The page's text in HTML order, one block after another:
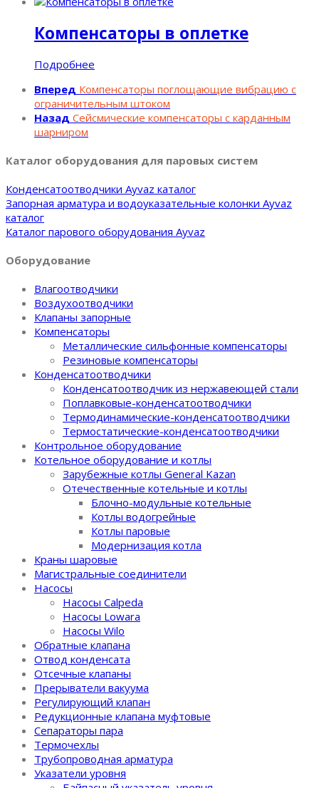
Компенсаторы в оплетке
Подробнее
Вперед Компенсаторы поглощающие вибрацию с
ограничительным штоком
Назад Cейсмические компенсаторы с карданным
шарниром
Каталог оборудования для паровых систем
Конденсатоотводчики Ayvaz каталог
Запорная арматура и водоуказательные колонки Ayvaz
каталог
Каталог парового оборудования Ayvaz
Оборудование
Влагоотводчики
Воздухоотводчики
Клапаны запорные
Компенсаторы
Металлические сильфонные компенсаторы
Резиновые компенсаторы
Конденсатоотводчики
Конденсатоотводчик из нержавеющей стали
Поплавковые-конденсатоотводчики
Термодинамические-конденсатоотводчики
Термостатические-конденсатоотводчики
Контрольное оборудование
Котельное оборудование и котлы
Зарубежные котлы General Kazan
Отечественные котельные и котлы
Блочно-модульные котельные
Котлы водогрейные
Котлы паровые
Модернизация котла
Краны шаровые
Магистральные соединители
Насосы
Насосы Calpeda
Насосы Lowara
Насосы Wilo
Обратные клапана
Отвод конденсата
Отсечные клапаны
Прерыватели вакуума
Регулирующий клапан
Редукционные клапана муфтовые
Сепараторы пара
Термочехлы
Трубопроводная арматура
Указатели уровня